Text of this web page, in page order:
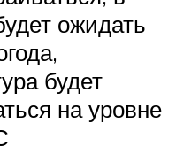
ожидать
будет
на уровне